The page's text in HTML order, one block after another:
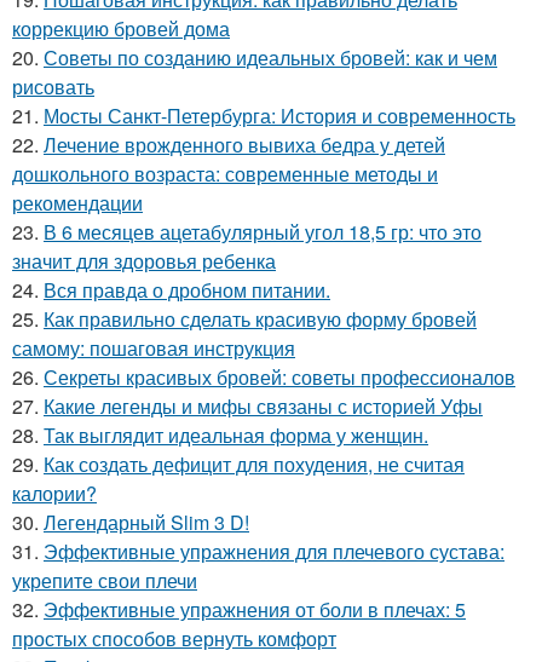
коррекцию бровей дома
20. Советы по созданию идеальных бровей: как и чем
рисовать
21. Мосты Санкт-Петербурга: История и современность
22. Лечение врожденного вывиха бедра у детей
дошкольного возраста: современные методы и
рекомендации
23. В 6 месяцев ацетабулярный угол 18,5 гр: что это
значит для здоровья ребенка
24. Вся правда о дробном питании.
25. Как правильно сделать красивую форму бровей
самому: пошаговая инструкция
26. Секреты красивых бровей: советы профессионалов
27. Какие легенды и мифы связаны с историей Уфы
28. Так выглядит идеальная форма у женщин.
29. Как создать дефицит для похудения, не считая
калории?
30. Легендарный Slim 3 D!
31. Эффективные упражнения для плечевого сустава:
укрепите свои плечи
32. Эффективные упражнения от боли в плечах: 5
простых способов вернуть комфорт